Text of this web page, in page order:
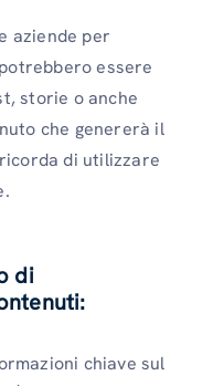
aziende per
essere
storie o anche
che genererà il
di utilizzare
di
chiave sul